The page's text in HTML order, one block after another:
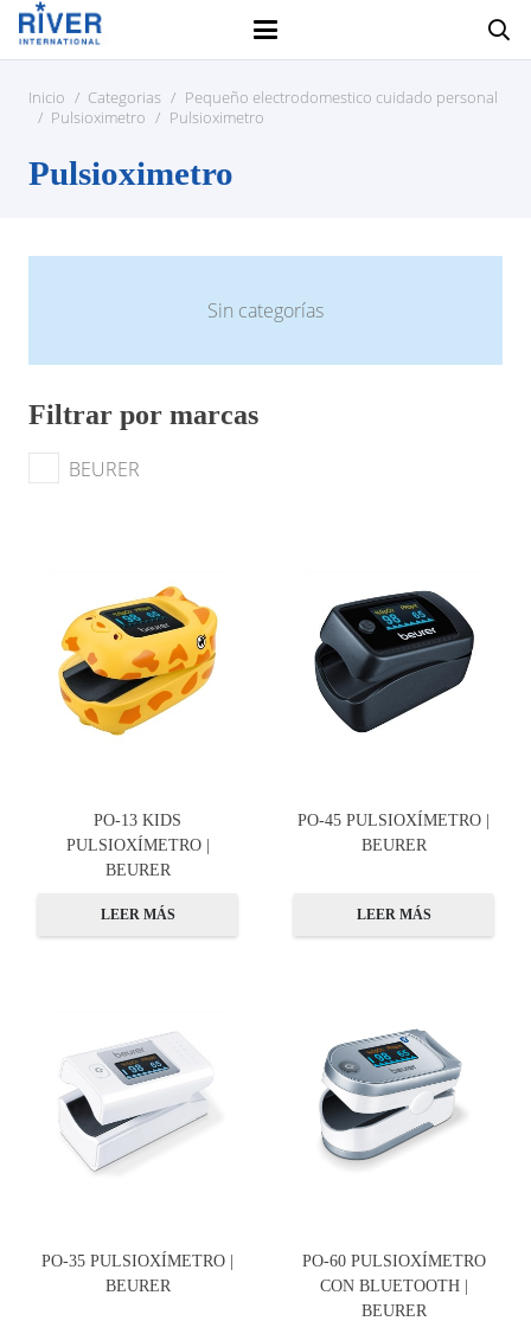
Inicio / Categorias / Pequeño electrodomestico cuidado personal
/ Pulsioximetro / Pulsioximetro
Pulsioximetro
Sin categorías
Filtrar por marcas
BEURER
PO-13 KIDS
PULSIOXÍMETRO |
BEURER
LEER MÁS
PO-45 PULSIOXÍMETRO |
BEURER
LEER MÁS
PO-35 PULSIOXÍMETRO |
BEURER
PO-60 PULSIOXÍMETRO
CON BLUETOOTH |
BEURER